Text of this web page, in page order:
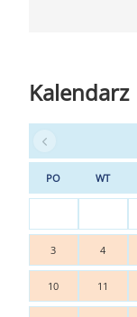
Kalendarz
PO WT
3 4
10 11